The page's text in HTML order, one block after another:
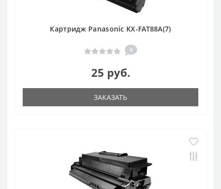
Картридж Panasonic KX-FAT88A(7)
0
25 руб.
ЗАКАЗАТЬ